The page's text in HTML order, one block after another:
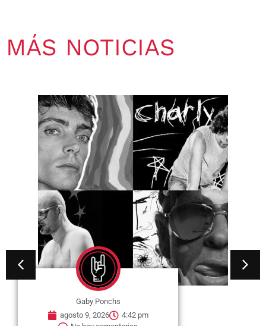
MÁS NOTICIAS
Gaby Ponchs
agosto 7, 2026
6:33 pm
No hay comentarios
Foo Fighters vuelve a la Argentina:
cuándo será el show y cómo
comprar entradas La banda
liderada por...